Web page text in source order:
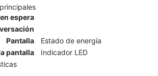
espera
Pantalla
Estado de energía
pantalla
Indicador LED